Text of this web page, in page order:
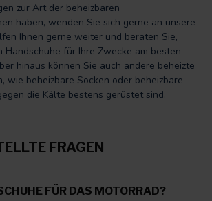
zur Art der beheizbaren
haben, wenden Sie sich gerne an unsere
Ihnen gerne weiter und beraten Sie,
Handschuhe für Ihre Zwecke am besten
hinaus können Sie auch andere beheizte
wie beheizbare Socken oder beheizbare
die Kälte bestens gerüstet sind.
FRAGEN
FÜR DAS MOTORRAD?